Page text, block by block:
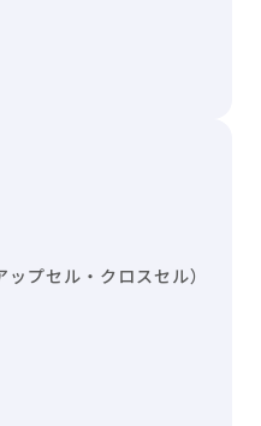
プセル・クロスセル）